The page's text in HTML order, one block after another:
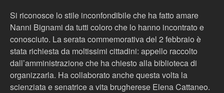
Si riconosce lo stile inconfondibile che ha fatto amare
Nanni Bignami da tutti coloro che lo hanno incontrato e
conosciuto. La serata commemorativa del 2 febbraio è
stata richiesta da moltissimi cittadini: appello raccolto
dall’amministrazione che ha chiesto alla biblioteca di
organizzarla. Ha collaborato anche questa volta la
scienziata e senatrice a vita brugherese Elena Cattaneo.